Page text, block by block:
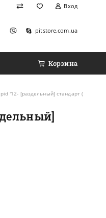
Вход
pitstore.com.ua
Корзина
'12- [раздельный] стандарт (комплект)